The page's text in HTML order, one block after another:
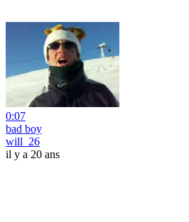
0:07
bad boy
will_26
il y a 20 ans